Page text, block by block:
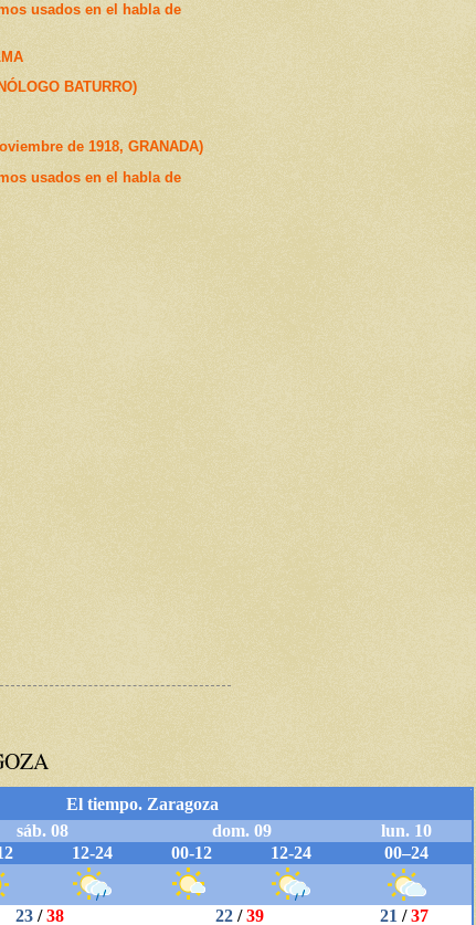
usados en el habla de
BATURRO)
de 1918, GRANADA)
usados en el habla de